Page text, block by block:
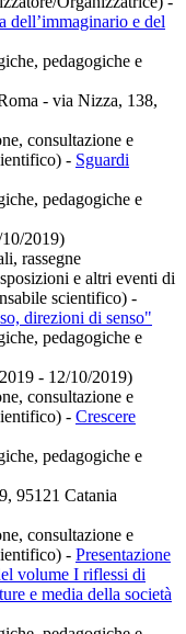
dell’immaginario e del
pedagogiche e
- via Nizza, 138,
consultazione e
- Sguardi
pedagogiche e
2019)
rassegne
e altri eventi di
scientifico) -
direzioni di senso"
pedagogiche e
- 12/10/2019)
consultazione e
- Crescere
pedagogiche e
95121 Catania
consultazione e
- Presentazione
volume I riflessi di
e media della società